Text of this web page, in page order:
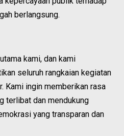
berlangsung.
kami, dan kami
seluruh rangkaian kegiatan
Kami ingin memberikan rasa
terlibat dan mendukung
yang transparan dan